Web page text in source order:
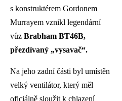
s konstruktérem Gordonem
Murrayem vznikl legendární
vůz Brabham BT46B,
přezdívaný „vysavač“.
Na jeho zadní části byl umístěn
velký ventilátor, který měl
oficiálně sloužit k chlazení